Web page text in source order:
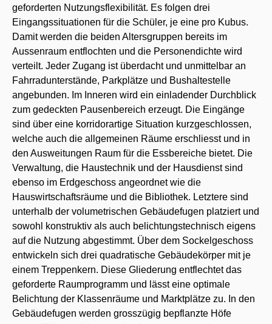
geforderten Nutzungsflexibilität. Es folgen drei
Eingangssituationen für die Schüler, je eine pro Kubus.
Damit werden die beiden Altersgruppen bereits im
Aussenraum entflochten und die Personendichte wird
verteilt. Jeder Zugang ist überdacht und unmittelbar an
Fahrradunterstände, Parkplätze und Bushaltestelle
angebunden. Im Inneren wird ein einladender Durchblick
zum gedeckten Pausenbereich erzeugt. Die Eingänge
sind über eine korridorartige Situation kurzgeschlossen,
welche auch die allgemeinen Räume erschliesst und in
den Ausweitungen Raum für die Essbereiche bietet. Die
Verwaltung, die Haustechnik und der Hausdienst sind
ebenso im Erdgeschoss angeordnet wie die
Hauswirtschaftsräume und die Bibliothek. Letztere sind
unterhalb der volumetrischen Gebäudefugen platziert und
sowohl konstruktiv als auch belichtungstechnisch eigens
auf die Nutzung abgestimmt. Über dem Sockelgeschoss
entwickeln sich drei quadratische Gebäudekörper mit je
einem Treppenkern. Diese Gliederung entflechtet das
geforderte Raumprogramm und lässt eine optimale
Belichtung der Klassenräume und Marktplätze zu. In den
Gebäudefugen werden grosszügig bepflanzte Höfe